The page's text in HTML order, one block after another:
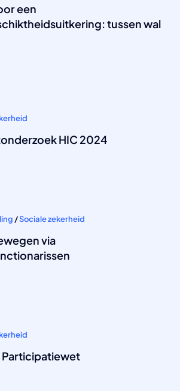
een
tussen wal
HIC 2024
/Sociale zekerheid
via